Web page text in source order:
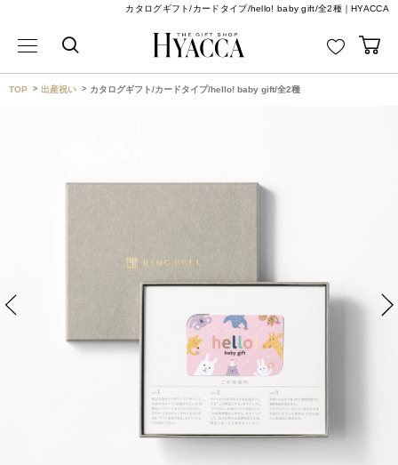
カタログギフト/カードタイプ/hello! baby gift/全2種｜HYACCA
TOP 出産祝い カタログギフト/カードタイプ/hello! baby gift/全2種